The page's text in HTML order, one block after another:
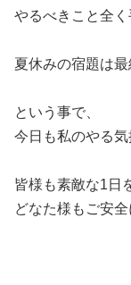
やるべきこと全く
夏休みの宿題は最
という事で、
今日も私のやる気
皆様も素敵な1日
どなた様もご安